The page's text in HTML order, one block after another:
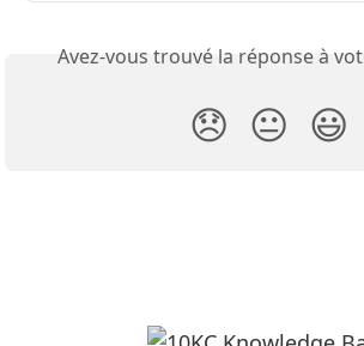
Avez-vous trouvé la réponse à
😞 😐 😃